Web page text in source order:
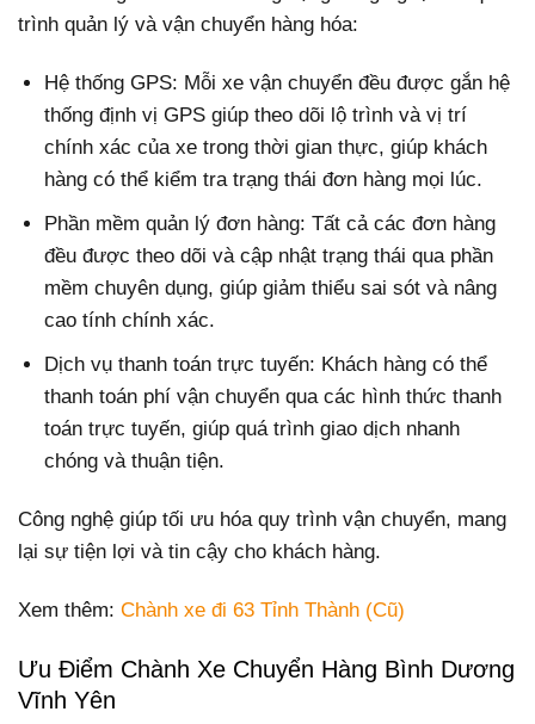
trình quản lý và vận chuyển hàng hóa:
Hệ thống GPS: Mỗi xe vận chuyển đều được gắn hệ
thống định vị GPS giúp theo dõi lộ trình và vị trí
chính xác của xe trong thời gian thực, giúp khách
hàng có thể kiểm tra trạng thái đơn hàng mọi lúc.
Phần mềm quản lý đơn hàng: Tất cả các đơn hàng
đều được theo dõi và cập nhật trạng thái qua phần
mềm chuyên dụng, giúp giảm thiểu sai sót và nâng
cao tính chính xác.
Dịch vụ thanh toán trực tuyến: Khách hàng có thể
thanh toán phí vận chuyển qua các hình thức thanh
toán trực tuyến, giúp quá trình giao dịch nhanh
chóng và thuận tiện.
Công nghệ giúp tối ưu hóa quy trình vận chuyển, mang
lại sự tiện lợi và tin cậy cho khách hàng.
Xem thêm: Chành xe đi 63 Tỉnh Thành (Cũ)
Ưu Điểm Chành Xe Chuyển Hàng Bình Dương
Vĩnh Yên